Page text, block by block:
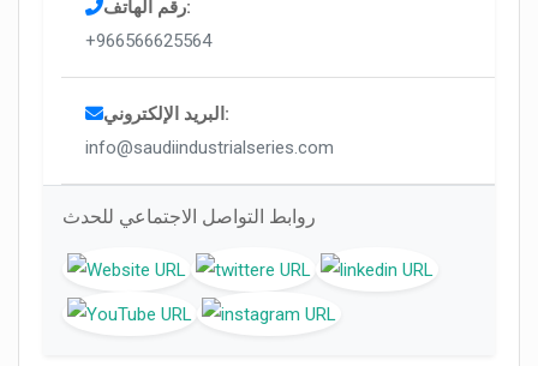
رقم الهاتف:
+966566625564
البريد الإلكتروني:
info@saudiindustrialseries.com
روابط التواصل الاجتماعي للحدث